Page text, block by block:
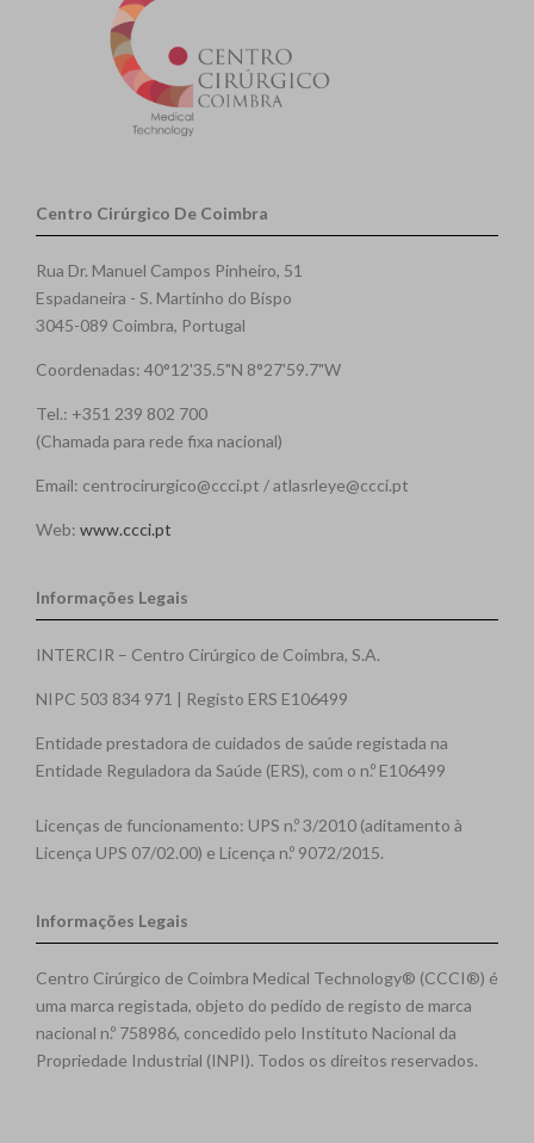
Centro Cirúrgico De Coimbra
Rua Dr. Manuel Campos Pinheiro, 51
Espadaneira - S. Martinho do Bispo
3045-089 Coimbra, Portugal
Coordenadas: 40°12'35.5"N 8°27'59.7"W
Tel.: +351 239 802 700
(Chamada para rede fixa nacional)
Email: centrocirurgico@ccci.pt / atlasrleye@ccci.pt
Web: www.ccci.pt
Informações Legais
INTERCIR – Centro Cirúrgico de Coimbra, S.A.
NIPC 503 834 971 | Registo ERS E106499
Entidade prestadora de cuidados de saúde registada na
Entidade Reguladora da Saúde (ERS), com o n.º E106499
Licenças de funcionamento: UPS n.º 3/2010 (aditamento à
Licença UPS 07/02.00) e Licença n.º 9072/2015.
Informações Legais
Centro Cirúrgico de Coimbra Medical Technology® (CCCI®) é
uma marca registada, objeto do pedido de registo de marca
nacional n.º 758986, concedido pelo Instituto Nacional da
Propriedade Industrial (INPI). Todos os direitos reservados.